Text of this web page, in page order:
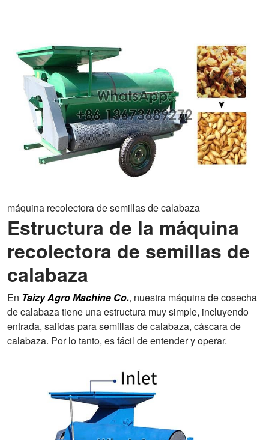
máquina recolectora de semillas de calabaza
Estructura de la máquina
recolectora de semillas de
calabaza
En Taizy Agro Machine Co., nuestra máquina de cosecha
de calabaza tiene una estructura muy simple, incluyendo
entrada, salidas para semillas de calabaza, cáscara de
calabaza. Por lo tanto, es fácil de entender y operar.